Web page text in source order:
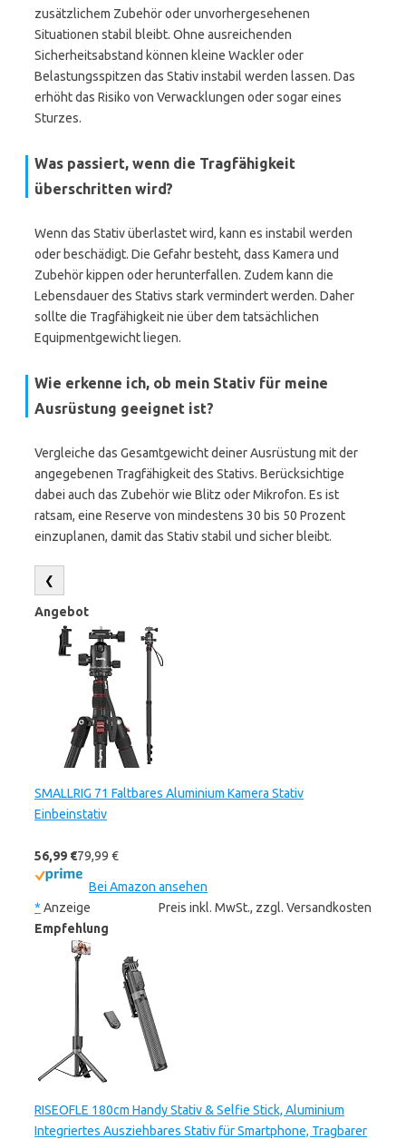
zusätzlichem Zubehör oder unvorhergesehenen
Situationen stabil bleibt. Ohne ausreichenden
Sicherheitsabstand können kleine Wackler oder
Belastungsspitzen das Stativ instabil werden lassen. Das
erhöht das Risiko von Verwacklungen oder sogar eines
Sturzes.
Was passiert, wenn die Tragfähigkeit
überschritten wird?
Wenn das Stativ überlastet wird, kann es instabil werden
oder beschädigt. Die Gefahr besteht, dass Kamera und
Zubehör kippen oder herunterfallen. Zudem kann die
Lebensdauer des Stativs stark vermindert werden. Daher
sollte die Tragfähigkeit nie über dem tatsächlichen
Equipmentgewicht liegen.
Wie erkenne ich, ob mein Stativ für meine
Ausrüstung geeignet ist?
Vergleiche das Gesamtgewicht deiner Ausrüstung mit der
angegebenen Tragfähigkeit des Stativs. Berücksichtige
dabei auch das Zubehör wie Blitz oder Mikrofon. Es ist
ratsam, eine Reserve von mindestens 30 bis 50 Prozent
einzuplanen, damit das Stativ stabil und sicher bleibt.
❮
Angebot
SMALLRIG 71 Faltbares Aluminium Kamera Stativ
Einbeinstativ
56,99 €79,99 €
Bei Amazon ansehen
* Anzeige
Preis inkl. MwSt., zzgl. Versandkosten
Empfehlung
RISEOFLE 180cm Handy Stativ & Selfie Stick, Aluminium
Integriertes Ausziehbares Stativ für Smartphone, Tragbarer